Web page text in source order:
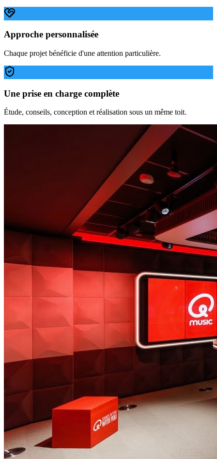
Approche personnalisée
Chaque projet bénéficie d'une attention particulière.
Une prise en charge complète
Étude, conseils, conception et réalisation sous un même toit.